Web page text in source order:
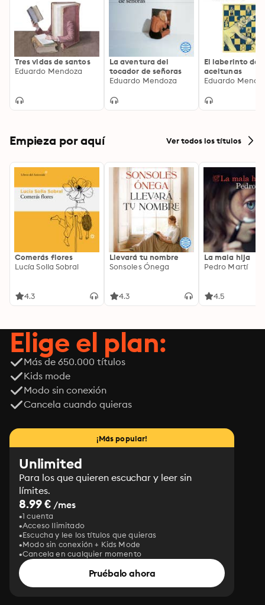
Tres vidas de santos
Eduardo Mendoza
La aventura del
tocador de señoras
Eduardo Mendoza
El laberinto de
aceitunas
Eduardo
Empieza por aquí Ver todos los títulos
Comerás flores
Lucía Solla Sobral
4.3
Llevará tu nombre
Sonsoles Ónega
4.3
La mala hija
Pedro Martí
4.5
Elige el plan:
Más de 650.000 títulos
Kids mode
Modo sin conexión
Cancela cuando quieras
¡Más popular!
Unlimited
Para los que quieren escuchar y leer sin
límites.
8.99 € /mes
1 cuenta
Acceso Ilimitado
Escucha y lee los títulos que quieras
Modo sin conexión + Kids Mode
Cancela en cualquier momento
Pruébalo ahora